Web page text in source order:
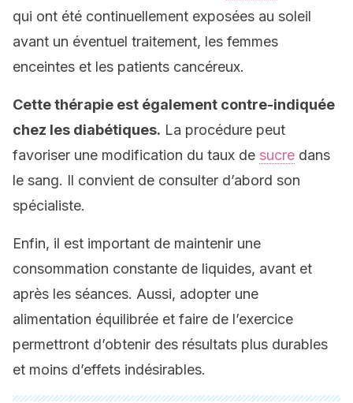
qui ont été continuellement exposées au soleil
avant un éventuel traitement, les femmes
enceintes et les patients cancéreux.
Cette thérapie est également contre-indiquée
chez les diabétiques. La procédure peut
favoriser une modification du taux de sucre dans
le sang. Il convient de consulter d’abord son
spécialiste.
Enfin, il est important de maintenir une
consommation constante de liquides, avant et
après les séances. Aussi, adopter une
alimentation équilibrée et faire de l’exercice
permettront d’obtenir des résultats plus durables
et moins d’effets indésirables.